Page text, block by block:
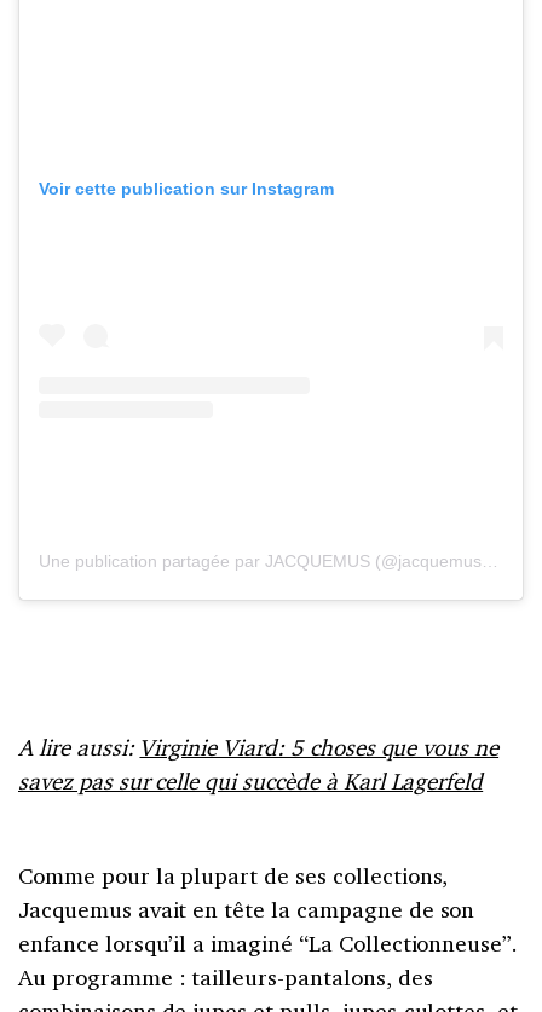
Voir cette publication sur Instagram
Une publication partagée par JACQUEMUS (@jacquemus)le
A lire aussi: Virginie Viard: 5 choses que vous ne
savez pas sur celle qui succède à Karl Lagerfeld
Comme pour la plupart de ses collections,
Jacquemus avait en tête la campagne de son
enfance lorsqu’il a imaginé “La Collectionneuse”.
Au programme : tailleurs-pantalons, des